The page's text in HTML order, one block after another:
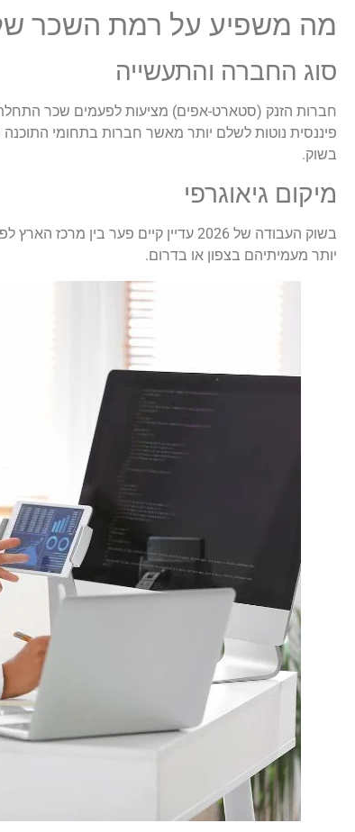
מה משפיע על רמת השכר
סוג החברה והתעשייה
חברות הזנק (סטארט-אפים) מציעות לפעמים שכר
פיננסית נוטות לשלם יותר מאשר חברות בתחומי התוכנה
בשוק.
מיקום גיאוגרפי
יותר מעמיתיהם בצפון או בדרום.